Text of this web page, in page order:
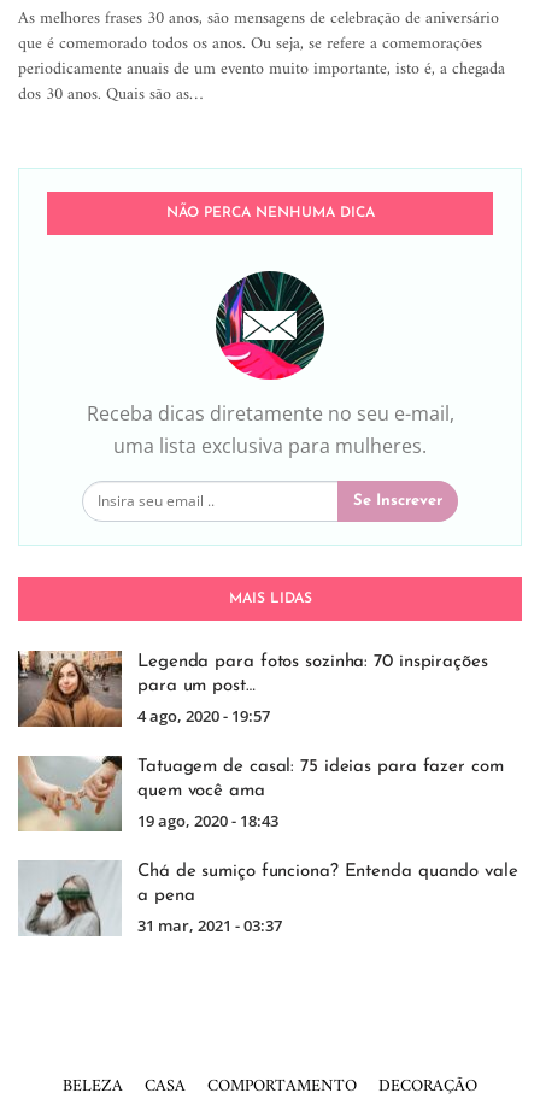
As melhores frases 30 anos, são mensagens de celebração de aniversário
que é comemorado todos os anos. Ou seja, se refere a comemorações
periodicamente anuais de um evento muito importante, isto é, a chegada
dos 30 anos. Quais são as…
NÃO PERCA NENHUMA DICA
Receba dicas diretamente no seu e-mail,
uma lista exclusiva para mulheres.
Se Inscrever
MAIS LIDAS
Legenda para fotos sozinha: 70 inspirações
para um post…
4 ago, 2020 - 19:57
Tatuagem de casal: 75 ideias para fazer com
quem você ama
19 ago, 2020 - 18:43
Chá de sumiço funciona? Entenda quando vale
a pena
31 mar, 2021 - 03:37
BELEZA CASA COMPORTAMENTO DECORAÇÃO